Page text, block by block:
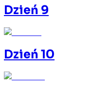
Dzień 9
Dzień 10